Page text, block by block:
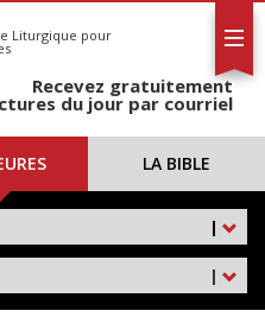
Liturgique pour
Recevez gratuitement
du jour par courriel
LA BIBLE
|
|